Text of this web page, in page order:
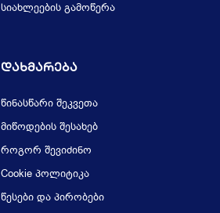
სიახლეების გამოწერა
Დახმარება
წინასწარი შეკვეთა
მიწოდების შესახებ
როგორ შევიძინო
Cookie პოლიტიკა
წესები და პირობები